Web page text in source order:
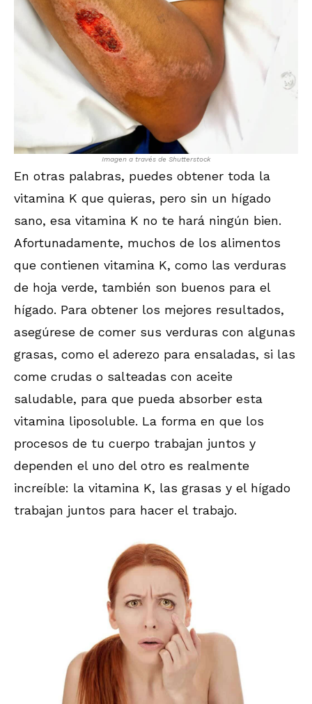
Imagen a través de Shutterstock
En otras palabras, puedes obtener toda la
vitamina K que quieras, pero sin un hígado
sano, esa vitamina K no te hará ningún bien.
Afortunadamente, muchos de los alimentos
que contienen vitamina K, como las verduras
de hoja verde, también son buenos para el
hígado. Para obtener los mejores resultados,
asegúrese de comer sus verduras con algunas
grasas, como el aderezo para ensaladas, si las
come crudas o salteadas con aceite
saludable, para que pueda absorber esta
vitamina liposoluble. La forma en que los
procesos de tu cuerpo trabajan juntos y
dependen el uno del otro es realmente
increíble: la vitamina K, las grasas y el hígado
trabajan juntos para hacer el trabajo.